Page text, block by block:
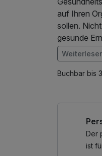
auf Ihren
sollen.
gesunde
die besten
2 x
1 x
2 x
Im
Nutzung
Buchbar bis
Der
ist